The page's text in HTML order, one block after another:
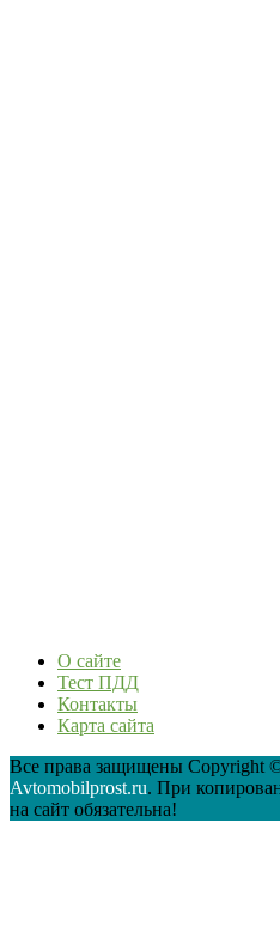
О сайте
Тест ПДД
Контакты
Карта сайта
Все права защищены Copyright
Avtomobilprost.ru. При
на сайт обязательна!